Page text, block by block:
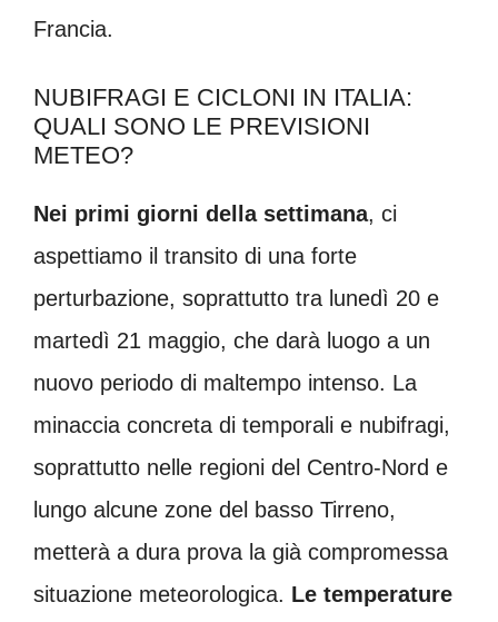
Francia.
NUBIFRAGI E CICLONI IN ITALIA:
QUALI SONO LE PREVISIONI
METEO?
Nei primi giorni della settimana, ci
aspettiamo il transito di una forte
perturbazione, soprattutto tra lunedì 20 e
martedì 21 maggio, che darà luogo a un
nuovo periodo di maltempo intenso. La
minaccia concreta di temporali e nubifragi,
soprattutto nelle regioni del Centro-Nord e
lungo alcune zone del basso Tirreno,
metterà a dura prova la già compromessa
situazione meteorologica. Le temperature